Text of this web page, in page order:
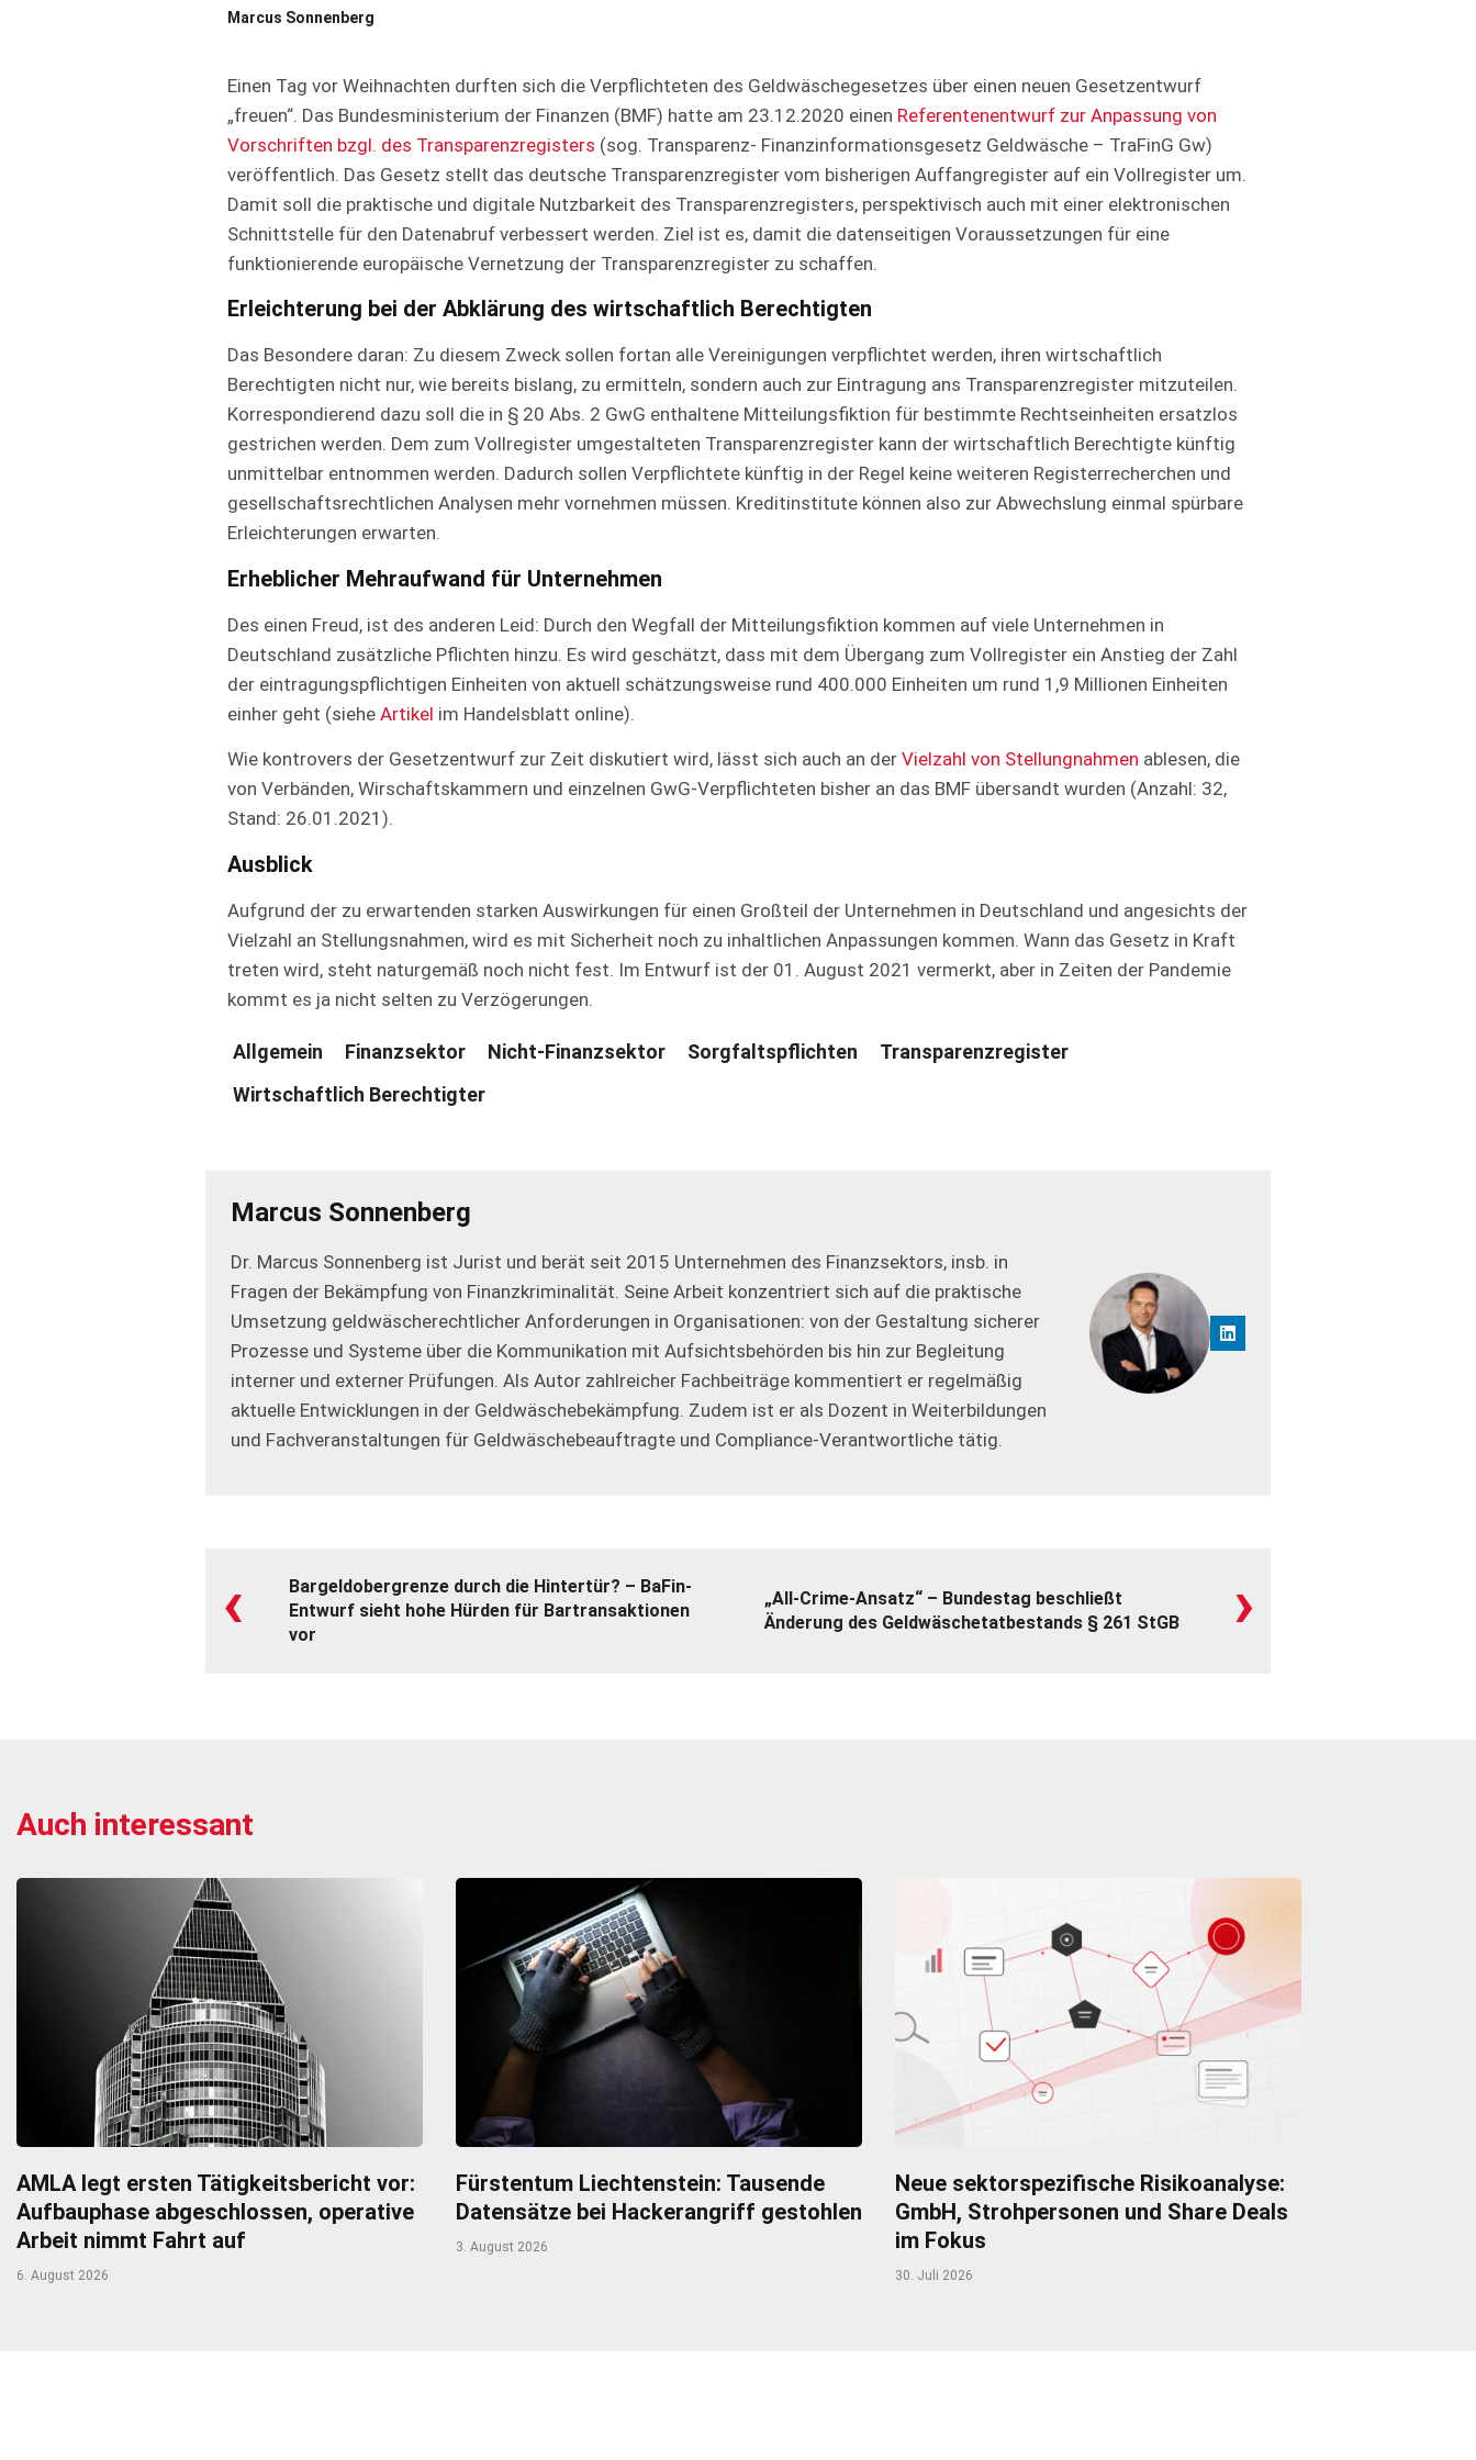
Marcus Sonnenberg
Einen Tag vor Weihnachten durften sich die Verpflichteten des Geldwäschegesetzes über einen neuen Gesetzentwurf
„freuen“. Das Bundesministerium der Finanzen (BMF) hatte am 23.12.2020 einen Referentenentwurf zur Anpassung von
Vorschriften bzgl. des Transparenzregisters (sog. Transparenz- Finanzinformationsgesetz Geldwäsche – TraFinG Gw)
veröffentlich. Das Gesetz stellt das deutsche Transparenzregister vom bisherigen Auffangregister auf ein Vollregister um.
Damit soll die praktische und digitale Nutzbarkeit des Transparenzregisters, perspektivisch auch mit einer elektronischen
Schnittstelle für den Datenabruf verbessert werden. Ziel ist es, damit die datenseitigen Voraussetzungen für eine
funktionierende europäische Vernetzung der Transparenzregister zu schaffen.
Erleichterung bei der Abklärung des wirtschaftlich Berechtigten
Das Besondere daran: Zu diesem Zweck sollen fortan alle Vereinigungen verpflichtet werden, ihren wirtschaftlich
Berechtigten nicht nur, wie bereits bislang, zu ermitteln, sondern auch zur Eintragung ans Transparenzregister mitzuteilen.
Korrespondierend dazu soll die in § 20 Abs. 2 GwG enthaltene Mitteilungsfiktion für bestimmte Rechtseinheiten ersatzlos
gestrichen werden. Dem zum Vollregister umgestalteten Transparenzregister kann der wirtschaftlich Berechtigte künftig
unmittelbar entnommen werden. Dadurch sollen Verpflichtete künftig in der Regel keine weiteren Registerrecherchen und
gesellschaftsrechtlichen Analysen mehr vornehmen müssen. Kreditinstitute können also zur Abwechslung einmal spürbare
Erleichterungen erwarten.
Erheblicher Mehraufwand für Unternehmen
Des einen Freud, ist des anderen Leid: Durch den Wegfall der Mitteilungsfiktion kommen auf viele Unternehmen in
Deutschland zusätzliche Pflichten hinzu. Es wird geschätzt, dass mit dem Übergang zum Vollregister ein Anstieg der Zahl
der eintragungspflichtigen Einheiten von aktuell schätzungsweise rund 400.000 Einheiten um rund 1,9 Millionen Einheiten
einher geht (siehe Artikel im Handelsblatt online).
Wie kontrovers der Gesetzentwurf zur Zeit diskutiert wird, lässt sich auch an der Vielzahl von Stellungnahmen ablesen, die
von Verbänden, Wirschaftskammern und einzelnen GwG-Verpflichteten bisher an das BMF übersandt wurden (Anzahl: 32,
Stand: 26.01.2021).
Ausblick
Aufgrund der zu erwartenden starken Auswirkungen für einen Großteil der Unternehmen in Deutschland und angesichts der
Vielzahl an Stellungsnahmen, wird es mit Sicherheit noch zu inhaltlichen Anpassungen kommen. Wann das Gesetz in Kraft
treten wird, steht naturgemäß noch nicht fest. Im Entwurf ist der 01. August 2021 vermerkt, aber in Zeiten der Pandemie
kommt es ja nicht selten zu Verzögerungen.
Allgemein Finanzsektor Nicht-Finanzsektor Sorgfaltspflichten
Transparenzregister
Wirtschaftlich Berechtigter
Marcus Sonnenberg
Dr. Marcus Sonnenberg ist Jurist und berät seit 2015 Unternehmen des Finanzsektors, insb. in
Fragen der Bekämpfung von Finanzkriminalität. Seine Arbeit konzentriert sich auf die praktische
Umsetzung geldwäscherechtlicher Anforderungen in Organisationen: von der Gestaltung sicherer
Prozesse und Systeme über die Kommunikation mit Aufsichtsbehörden bis hin zur Begleitung
interner und externer Prüfungen. Als Autor zahlreicher Fachbeiträge kommentiert er regelmäßig
aktuelle Entwicklungen in der Geldwäschebekämpfung. Zudem ist er als Dozent in Weiterbildungen
und Fachveranstaltungen für Geldwäschebeauftragte und Compliance-Verantwortliche tätig.
‹
Bargeldobergrenze durch die Hintertür? – BaFin-
Entwurf sieht hohe Hürden für Bartransaktionen
vor
„All-Crime-Ansatz“ – Bundestag beschließt
Änderung des Geldwäschetatbestands § 261 StGB
›
Auch interessant
AMLA legt ersten Tätigkeitsbericht vor:
Aufbauphase abgeschlossen, operative
Arbeit nimmt Fahrt auf
6. August 2026
Fürstentum Liechtenstein: Tausende
Datensätze bei Hackerangriff gestohlen
3. August 2026
Neue sektorspezifische Risikoanalyse:
GmbH, Strohpersonen und Share Deals
im Fokus
30. Juli 2026